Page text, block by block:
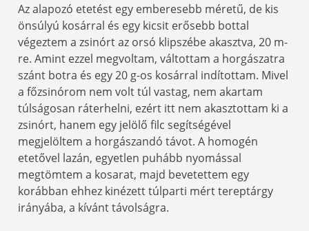
Az alapozó etetést egy emberesebb méretű, de kis
önsúlyú kosárral és egy kicsit erősebb bottal
végeztem a zsinórt az orsó klipszébe akasztva, 20 m-
re. Amint ezzel megvoltam, váltottam a horgászatra
szánt botra és egy 20 g-os kosárral indítottam. Mivel
a főzsinórom nem volt túl vastag, nem akartam
túlságosan ráterhelni, ezért itt nem akasztottam ki a
zsinórt, hanem egy jelölő filc segítségével
megjelöltem a horgászandó távot. A homogén
etetővel lazán, egyetlen puhább nyomással
megtömtem a kosarat, majd bevetettem egy
korábban ehhez kinézett túlparti mért tereptárgy
irányába, a kívánt távolságra.